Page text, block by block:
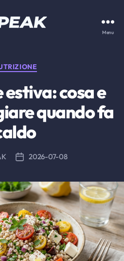
Menu
Categorie
cosa e
quando fa
Data2026-07-08